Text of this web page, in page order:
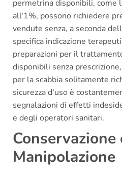
permetrina disponibili, come
all'1%, possono richiedere
vendute senza, a seconda
specifica indicazione
preparazioni per il
disponibili senza
per la scabbia solitamente
sicurezza d'uso è
segnalazioni di effetti
e degli operatori sanitari.
Conservazione
Manipolazione